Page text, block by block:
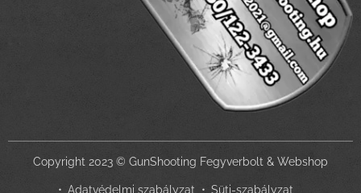
Copyright 2023 © GunShooting Fegyverbolt & Webshop
Adatvédelmi szabályzat Süti-szabályzat